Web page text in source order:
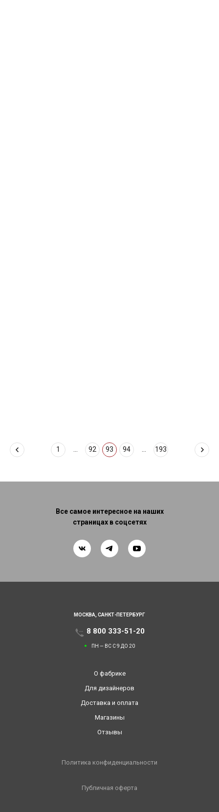
1 ... 92 93 94 ... 193
Все самое интересное на наших
страницах в соцсетях
МОСКВА, САНКТ-ПЕТЕРБУРГ
8 800 333-51-20
ПН — ВС С 9 ДО 20
О фабрике
Для дизайнеров
Доставка и оплата
Магазины
Отзывы
Политика конфиденциальности
Публичная оферта